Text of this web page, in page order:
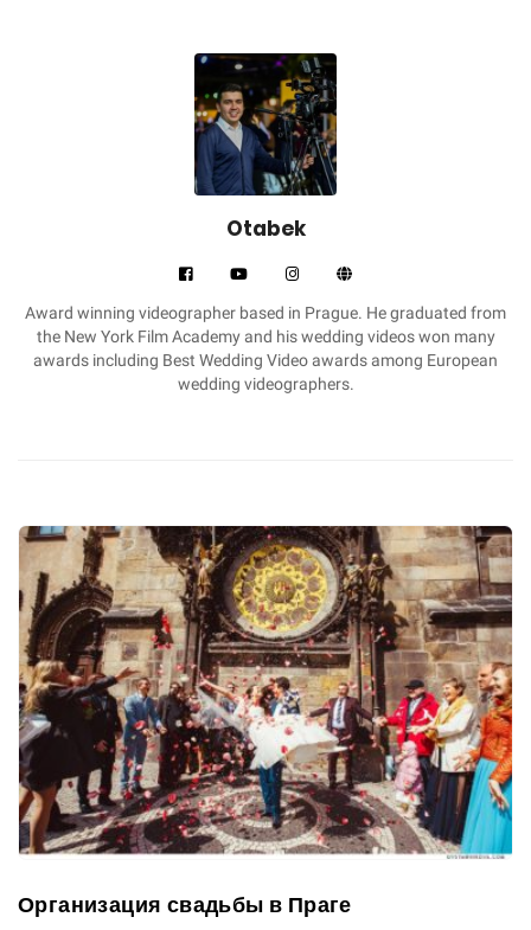
Otabek
Award winning videographer based in Prague. He graduated from
the New York Film Academy and his wedding videos won many
awards including Best Wedding Video awards among European
wedding videographers.
Организация свадьбы в Праге